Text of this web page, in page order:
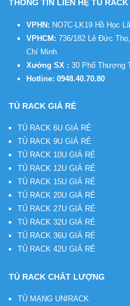
THÔNG TIN LIÊN HỆ TỦ RACK
VPHN: NO7C-LK19 Hồ Học
VPHCM: 736/182 Lê Đức
Chí Minh
Xưởng SX : 30 Phố Thượng
Hotline: 0948.40.70.80
TỦ RACK GIÁ RẺ
TỦ RACK 6U GIÁ RẺ
TỦ RACK 9U GIÁ RẺ
TỦ RACK 10U GIÁ RẺ
TỦ RACK 12U GIÁ RẺ
TỦ RACK 15U GIÁ RẺ
TỦ RACK 20U GIÁ RẺ
TỦ RACK 27U GIÁ RẺ
TỦ RACK 32U GIÁ RẺ
TỦ RACK 36U GIÁ RẺ
TỦ RACK 42U GIÁ RẺ
TỦ RACK CHẤT LƯỢNG
TỦ MẠNG UNIRACK